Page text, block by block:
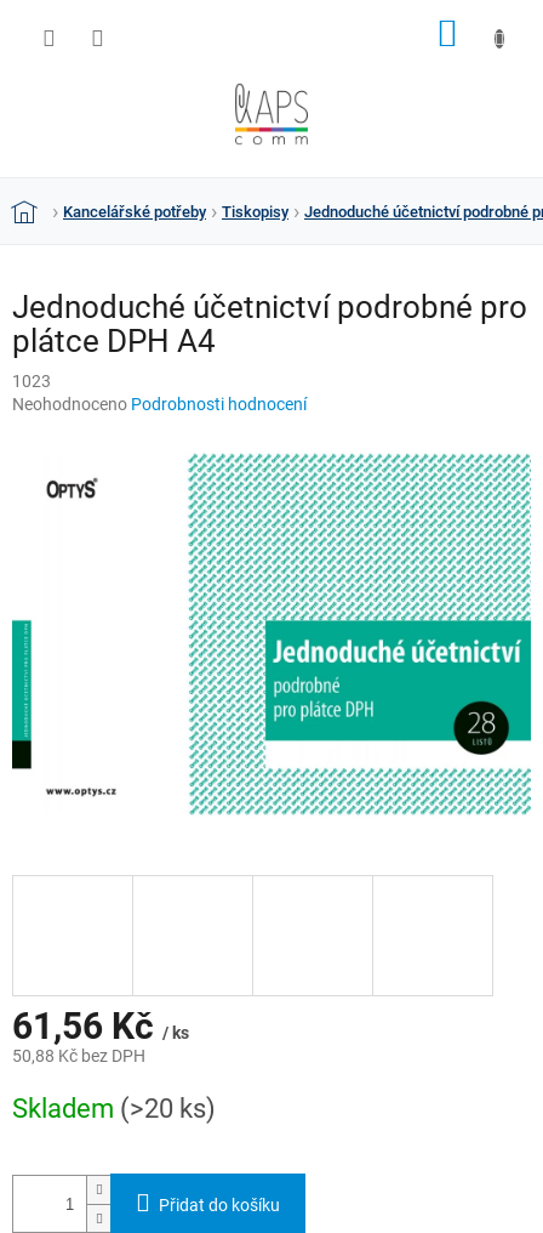
DomůKancelářské potřeby Tiskopisy Jednoduché účetnictví podrobné
Jednoduché účetnictví podrobné pro
plátce DPH A4
1023
Průměrné
Neohodnoceno Podrobnosti hodnocení
61,56 Kč / ks
50,88 Kč bez DPH
cena:
Skladem (>20 ks)
Přidat do košíku